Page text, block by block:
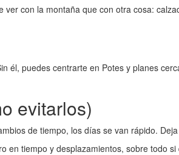
con la montaña que con otra cosa:
él, puedes centrarte en Potes y planes
evitarlos)
de tiempo, los días se van rápido.
en tiempo y desplazamientos, sobre todo